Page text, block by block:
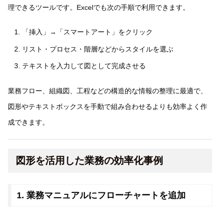
理できるツールです。Excelでも次の手順で利用できます。
「挿入」→「スマートアート」をクリック
リスト・プロセス・階層などからスタイルを選ぶ
テキストを入力して図として完成させる
業務フロー、組織図、工程などの構造的な情報の整理に最適で、
図形やテキストボックスを手動で組み合わせるよりも効率よく作
成できます。
図形を活用した業務の効率化事例
1. 業務マニュアルにフローチャートを追加